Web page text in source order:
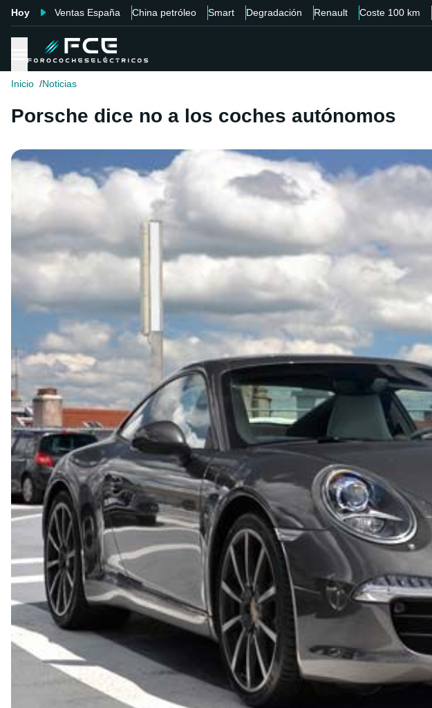
Hoy Ventas España China petróleo Smart Degradación Renault Coste 100 km
Inicio Noticias
Porsche dice no a los coches autónomos